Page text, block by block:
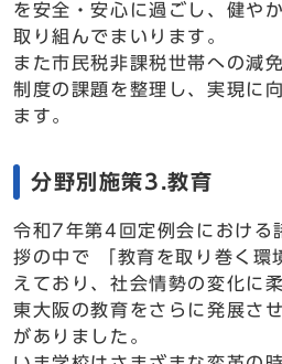
を安全・安心に過ごし、健や
取り組んでまいります。
また市民税非課税世帯への減
制度の課題を整理し、実現に
ます。
分野別施策3.教育
令和7年第4回定例会における
拶の中で 「教育を取り巻く環
えており、社会情勢の変化に
東大阪の教育をさらに発展さ
がありました。